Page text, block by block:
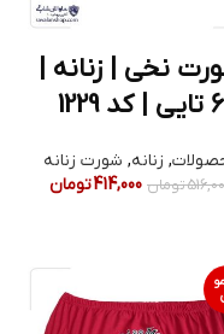
نخی | زنانه |
6 تایی | کد 1229
, زنانه, شورت زنانه
تومان 414,000تومان